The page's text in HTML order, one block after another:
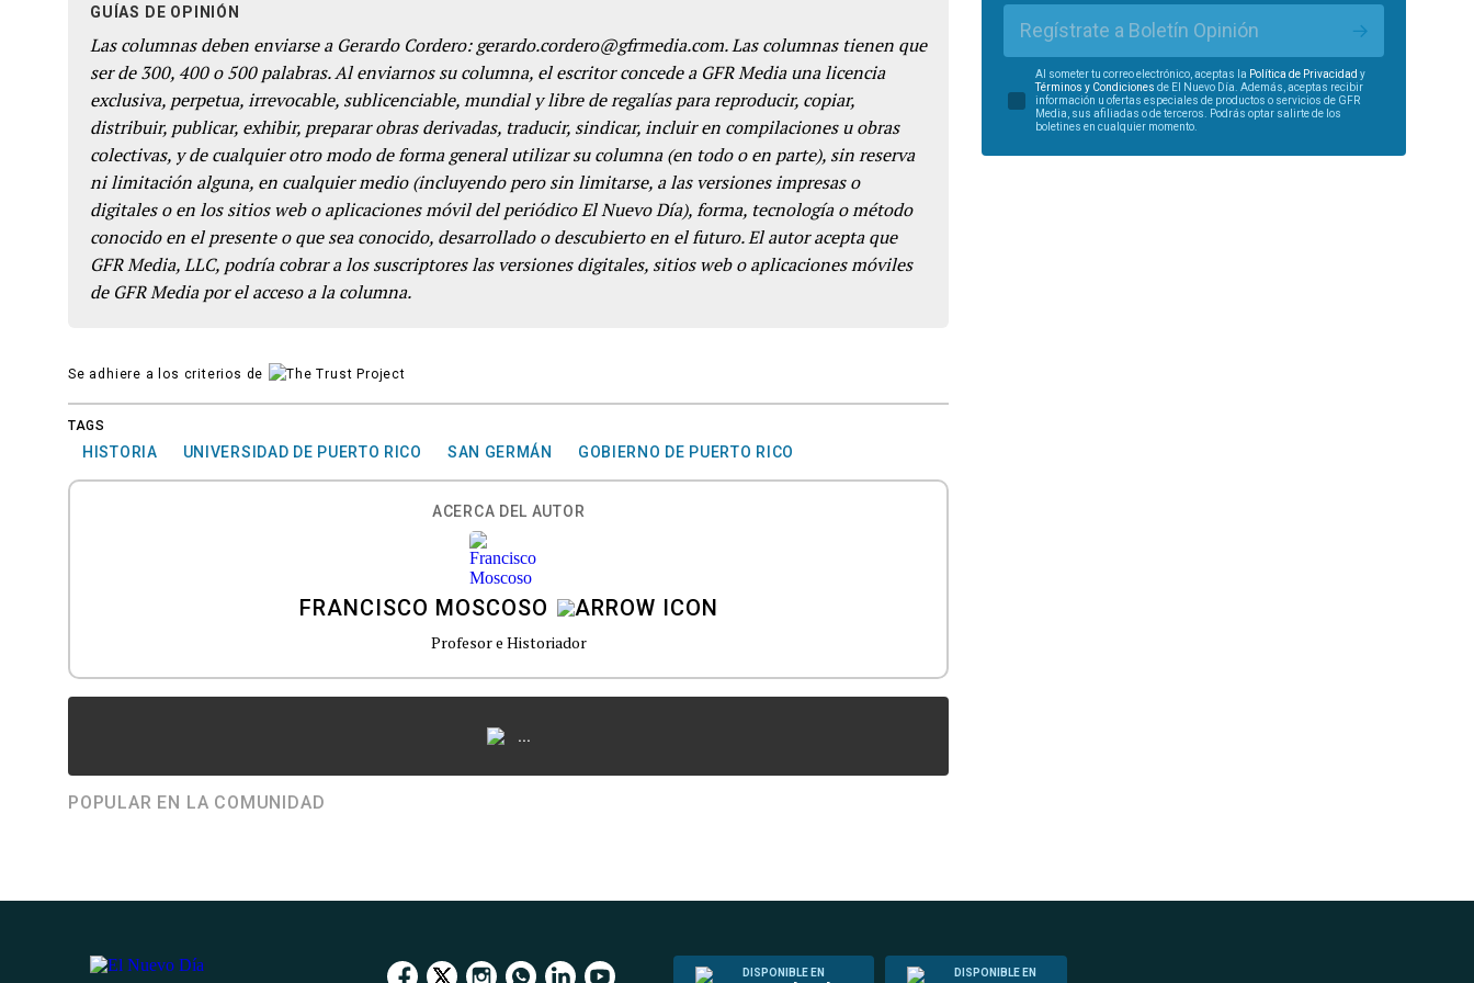
GUÍAS DE OPINIÓN
Las columnas deben enviarse a Gerardo Cordero: gerardo.cordero@gfrmedia.com. Las columnas tienen que
ser de 300, 400 o 500 palabras. Al enviarnos su columna, el escritor concede a GFR Media una licencia
exclusiva, perpetua, irrevocable, sublicenciable, mundial y libre de regalías para reproducir, copiar,
distribuir, publicar, exhibir, preparar obras derivadas, traducir, sindicar, incluir en compilaciones u obras
colectivas, y de cualquier otro modo de forma general utilizar su columna (en todo o en parte), sin reserva
ni limitación alguna, en cualquier medio (incluyendo pero sin limitarse, a las versiones impresas o
digitales o en los sitios web o aplicaciones móvil del periódico El Nuevo Día), forma, tecnología o método
conocido en el presente o que sea conocido, desarrollado o descubierto en el futuro. El autor acepta que
GFR Media, LLC, podría cobrar a los suscriptores las versiones digitales, sitios web o aplicaciones móviles
de GFR Media por el acceso a la columna.
Se adhiere a los criterios de
TAGS
HISTORIA UNIVERSIDAD DE PUERTO RICO SAN GERMÁN GOBIERNO DE PUERTO RICO
ACERCA DEL AUTOR
FRANCISCO MOSCOSO
Profesor e Historiador
...
POPULAR EN LA COMUNIDAD
Regístrate a Boletín Opinión
Al someter tu correo electrónico, aceptas la Política de Privacidad y
Términos y Condiciones de El Nuevo Día. Además, aceptas recibir
información u ofertas especiales de productos o servicios de GFR
Media, sus afiliadas o de terceros. Podrás optar salirte de los
boletines en cualquier momento.
DISPONIBLE EN DISPONIBLE EN